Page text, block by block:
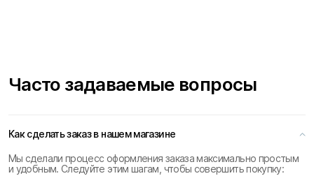
Часто задаваемые вопросы
Как сделать заказ в нашем магазине
Мы сделали процесс оформления заказа максимально простым
и удобным. Следуйте этим шагам, чтобы совершить покупку: